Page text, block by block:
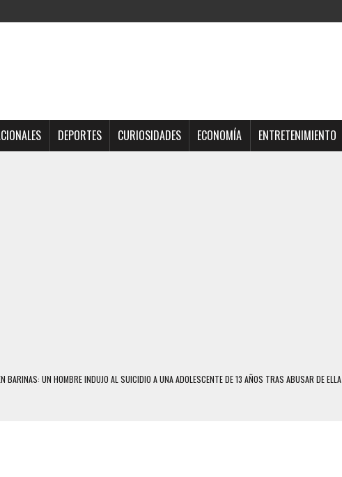
DEPORTES CURIOSIDADES ECONOMÍA ENTRETENIMIENTO
BARINAS: UN HOMBRE INDUJO AL SUICIDIO A UNA ADOLESCENTE DE 13 AÑOS TRAS ABUSAR DE ELLA
DE CALLE Y MURIÓ A MANOS DE VARIOS DE ELLOS EN MATURÍN